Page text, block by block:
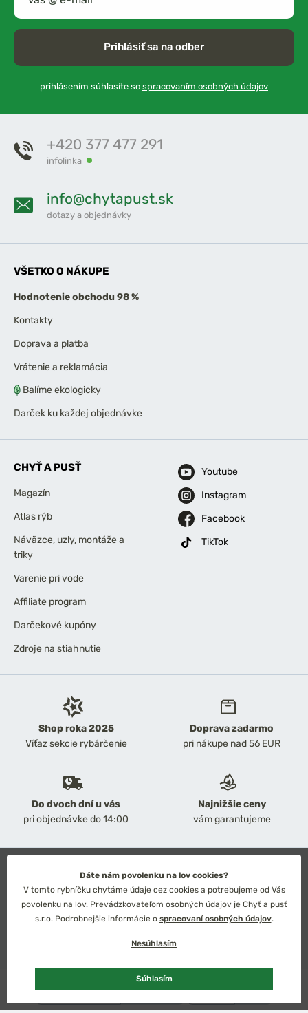
Prihlásiť sa na odber
prihlásením súhlasíte so spracovaním osobných údajov
Shop roka 2025
Víťaz sekcie rybárčenie
Doprava zadarmo
pri nákupe nad 56 EUR
Do dvoch dní u vás
pri objednávke do 14:00
Najnižšie ceny
vám garantujeme
+420 377 477 291
infolinka
info@chytapust.sk
dotazy a objednávky
VŠETKO O NÁKUPE
Hodnotenie obchodu 98 %
Kontakty
Doprava a platba
Vrátenie a reklamácia
Balíme ekologicky
Darček ku každej objednávke
CHYŤ A PUSŤ
Magazín
Atlas rýb
Náväzce, uzly, montáže a
triky
Varenie pri vode
Affiliate program
Darčekové kupóny
Zdroje na stiahnutie
Youtube
Instagram
Facebook
TikTok
Obchodné podmienky
Ochrana osobných údajov
Technické riešenie: Simplia s.r.o.
Strategický dizajn: Petr Široký
Dáte nám povolenku na lov cookies?
V tomto rybníčku chytáme údaje cez cookies a potrebujeme od Vás
povolenku na lov. Prevádzkovateľom osobných údajov je Chyť a pusť
s.r.o. Podrobnejšie informácie o spracovaní osobných údajov.
Nesúhlasím
Súhlasím